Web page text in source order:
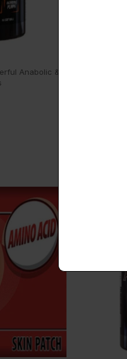
Anabolic &
Powerful
Ipriflavone/
Alpha